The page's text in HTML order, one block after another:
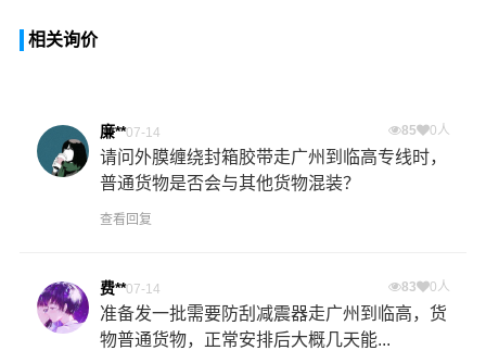
相关询价
廉**07-14 85 0人
请问外膜缠绕封箱胶带走广州到临高专线时，
普通货物是否会与其他货物混装？
查看回复
费**07-14 83 0人
准备发一批需要防刮减震器走广州到临高，货
物普通货物，正常安排后大概几天能...